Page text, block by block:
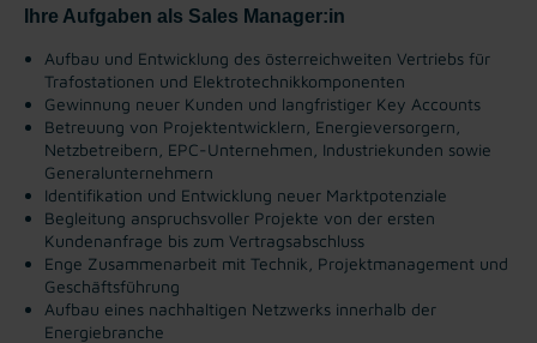
Ihre Aufgaben als Sales Manager:in
Aufbau und Entwicklung des österreichweiten Vertriebs für
Trafostationen und Elektrotechnikkomponenten
Gewinnung neuer Kunden und langfristiger Key Accounts
Betreuung von Projektentwicklern, Energieversorgern,
Netzbetreibern, EPC-Unternehmen, Industriekunden sowie
Generalunternehmern
Identifikation und Entwicklung neuer Marktpotenziale
Begleitung anspruchsvoller Projekte von der ersten
Kundenanfrage bis zum Vertragsabschluss
Enge Zusammenarbeit mit Technik, Projektmanagement und
Geschäftsführung
Aufbau eines nachhaltigen Netzwerks innerhalb der
Energiebranche